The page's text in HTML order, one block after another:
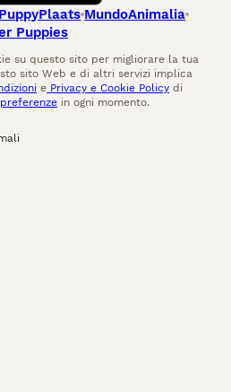
PuppyPlaats MundoAnimalia
Puppies
su questo sito per migliorare la tua
sito Web e di altri servizi implica
e Privacy e Cookie Policy di
in ogni momento.